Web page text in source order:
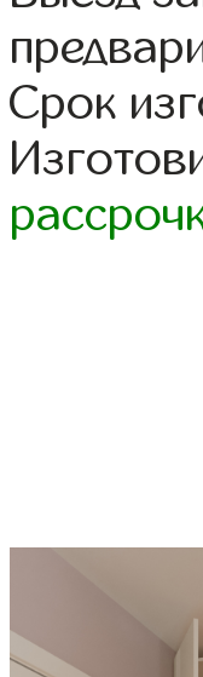
Срок